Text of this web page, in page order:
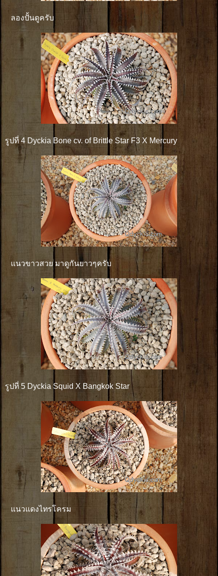
ลองปั้นดูครับ
รูปที่ 4 Dyckia Bone cv. of Brittle Star F3 X Mercury
แนวขาวสวย มาดูกันยาวๆครับ
รูปที่ 5 Dyckia Squid X Bangkok Star
แนวแดงไทรโครม